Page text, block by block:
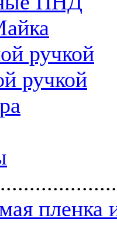
ручкой
ручкой
пленка